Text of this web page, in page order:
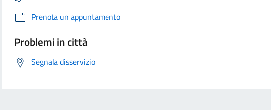
Prenota un appuntamento
Problemi in città
Segnala disservizio